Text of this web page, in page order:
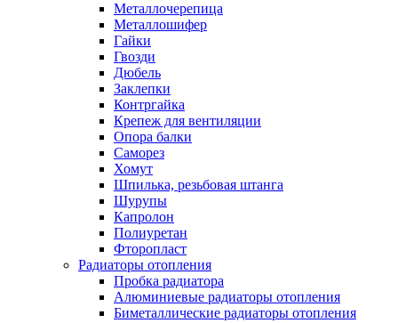
Металлочерепица
Металлошифер
Гайки
Гвозди
Дюбель
Заклепки
Контргайка
Крепеж для вентиляции
Опора балки
Саморез
Хомут
Шпилька, резьбовая штанга
Шурупы
Капролон
Полиуретан
Фторопласт
Радиаторы отопления
Пробка радиатора
Алюминиевые радиаторы отопления
Биметаллические радиаторы отопления